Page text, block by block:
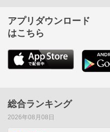
アプリダウンロード
はこちら
総合ランキング
2026年08月08日